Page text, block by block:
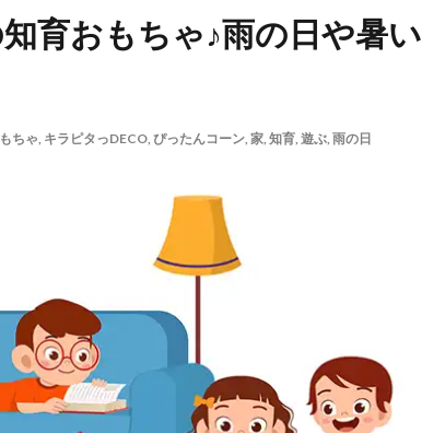
育おもちゃ♪雨の日や暑い
ちゃ, キラピタっDECO, ぴったんコーン, 家, 知育, 遊ぶ, 雨の日